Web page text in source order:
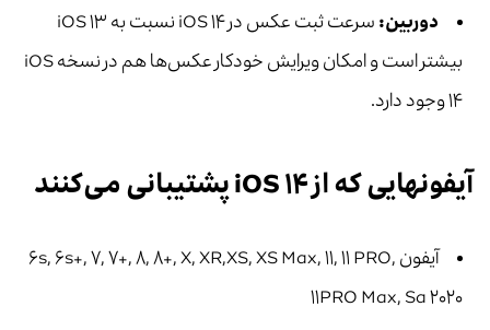
دوربین:
سرعت ثبت عکس در iOS ۱۴ نسبت به iOS ۱۳
بیشتر است و امکان ویرایش خودکار عکس‌ها هم در نسخه iOS
۱۴ وجود دارد.
آیفون­هایی که از iOS ۱۴ پشتیبانی می‌کنند
آیفون ۶s, ۶s+, ۷, ۷+, ۸, ۸+, X, XR,XS, XS Max, ۱۱, ۱۱ PRO,
۱۱PRO Max, Sa ۲۰۲۰